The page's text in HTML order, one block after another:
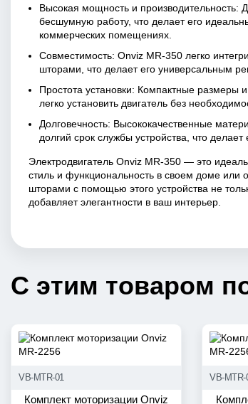
Высокая мощность и производительность:
бесшумную работу, что делает его
коммерческих помещениях.
Совместимость: Onviz MR-350 легко
шторами, что делает его универсальным
Простота установки: Компактные размеры
легко установить двигатель без
Долговечность: Высококачественные
долгий срок службы устройства, что
Электродвигатель Onviz MR-350 — это
стиль и функциональность в своем доме или
шторами с помощью этого устройства не
добавляет элегантности в ваш интерьер.
С этим товаром
Комплект моторизации Onviz
VB-MTR-01 VB-MTR-